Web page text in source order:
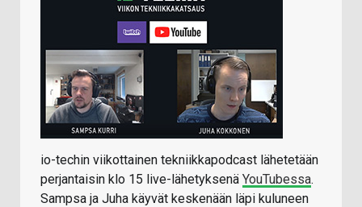
io-techin viikottainen tekniikkapodcast lähetetään
perjantaisin klo 15 live-lähetyksenä YouTubessa.
Sampsa ja Juha käyvät keskenään läpi kuluneen